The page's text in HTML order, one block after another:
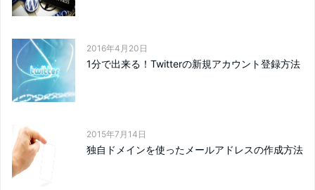
2016年4月20日
1分で出来る！Twitterの新規アカウント登録方法
2015年7月14日
独自ドメインを使ったメールアドレスの作成方法